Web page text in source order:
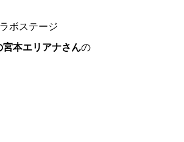
ボステージ
本エリアナさんの